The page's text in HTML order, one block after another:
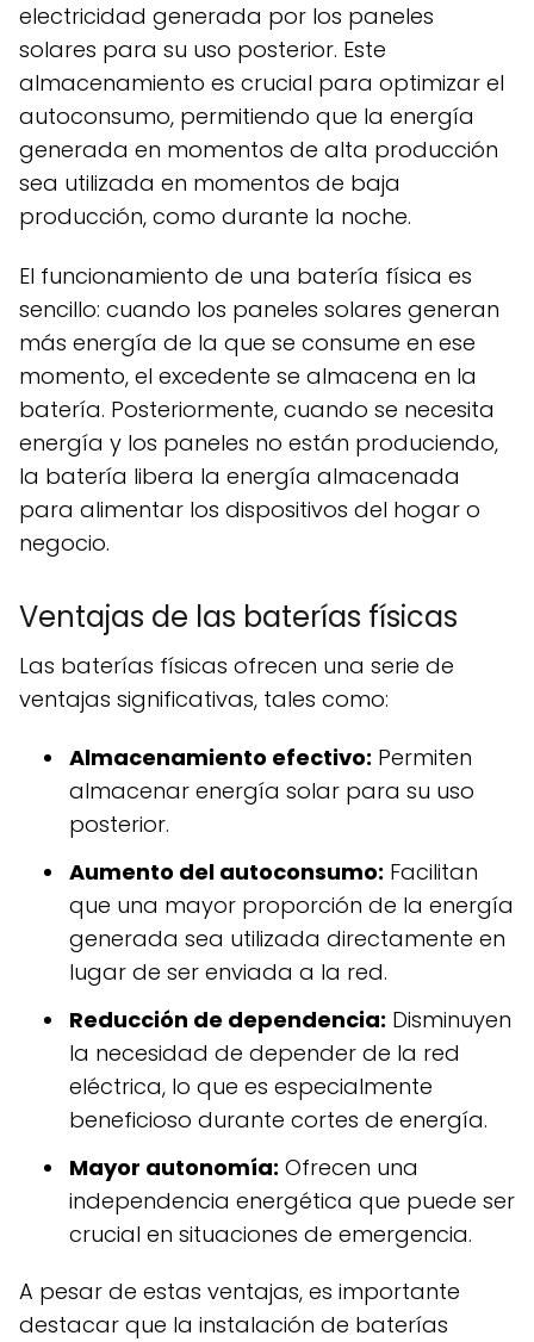
electricidad generada por los paneles
solares para su uso posterior. Este
almacenamiento es crucial para optimizar el
autoconsumo, permitiendo que la energía
generada en momentos de alta producción
sea utilizada en momentos de baja
producción, como durante la noche.
El funcionamiento de una batería física es
sencillo: cuando los paneles solares generan
más energía de la que se consume en ese
momento, el excedente se almacena en la
batería. Posteriormente, cuando se necesita
energía y los paneles no están produciendo,
la batería libera la energía almacenada
para alimentar los dispositivos del hogar o
negocio.
Ventajas de las baterías físicas
Las baterías físicas ofrecen una serie de
ventajas significativas, tales como:
Almacenamiento efectivo: Permiten
almacenar energía solar para su uso
posterior.
Aumento del autoconsumo: Facilitan
que una mayor proporción de la energía
generada sea utilizada directamente en
lugar de ser enviada a la red.
Reducción de dependencia: Disminuyen
la necesidad de depender de la red
eléctrica, lo que es especialmente
beneficioso durante cortes de energía.
Mayor autonomía: Ofrecen una
independencia energética que puede ser
crucial en situaciones de emergencia.
A pesar de estas ventajas, es importante
destacar que la instalación de baterías